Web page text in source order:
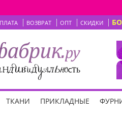
ВОЗВРАТ ОПТ СКИДКИ
ТКАНИ ПРИКЛАДНЫЕ